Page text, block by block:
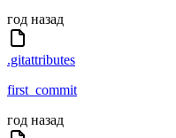
год назад
.gitattributes
first_commit
год назад